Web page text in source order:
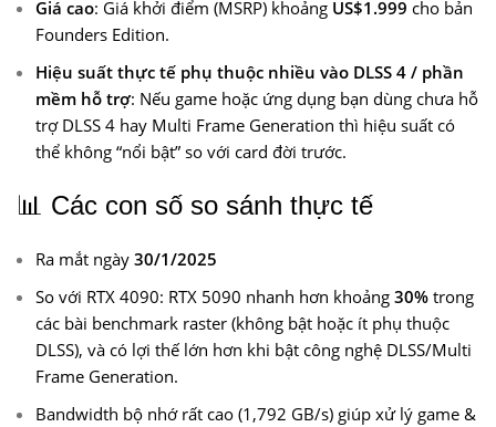
Giá cao: Giá khởi điểm (MSRP) khoảng US$1.999 cho bản
Founders Edition.
Hiệu suất thực tế phụ thuộc nhiều vào DLSS 4 / phần
mềm hỗ trợ: Nếu game hoặc ứng dụng bạn dùng chưa hỗ
trợ DLSS 4 hay Multi Frame Generation thì hiệu suất có
thể không “nổi bật” so với card đời trước.
📊 Các con số so sánh thực tế
Ra mắt ngày 30/1/2025
So với RTX 4090: RTX 5090 nhanh hơn khoảng 30% trong
các bài benchmark raster (không bật hoặc ít phụ thuộc
DLSS), và có lợi thế lớn hơn khi bật công nghệ DLSS/Multi
Frame Generation.
Bandwidth bộ nhớ rất cao (1,792 GB/s) giúp xử lý game &